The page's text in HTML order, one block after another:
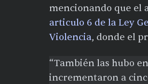
mencionando que el
articulo 6 de la Ley
Violencia, donde el
“También las hubo en
incrementaron a